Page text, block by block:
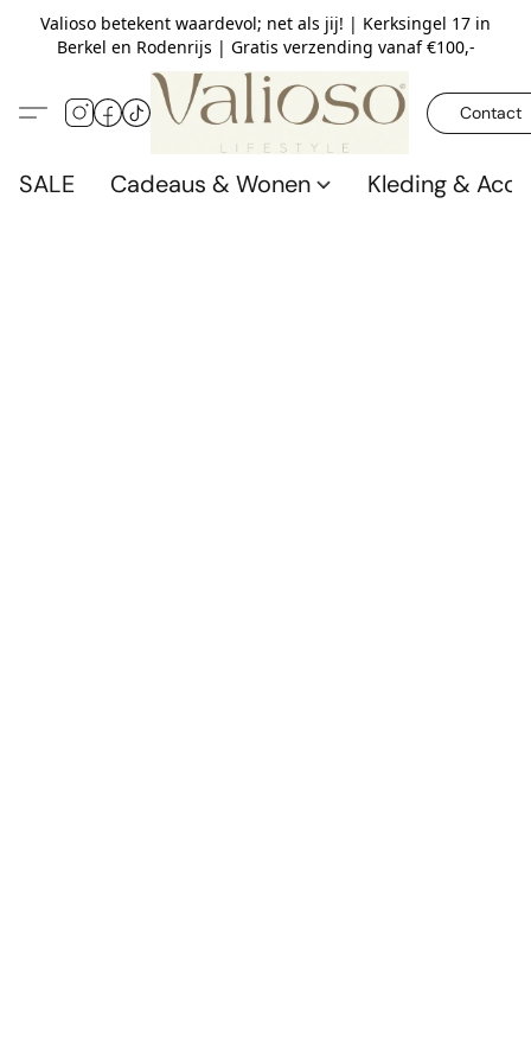
Valioso betekent waardevol; net als jij! | Kerksingel 17 in
Berkel en Rodenrijs | Gratis verzending vanaf €100,-
Contact
SALE Cadeaus & Wonen Kleding &